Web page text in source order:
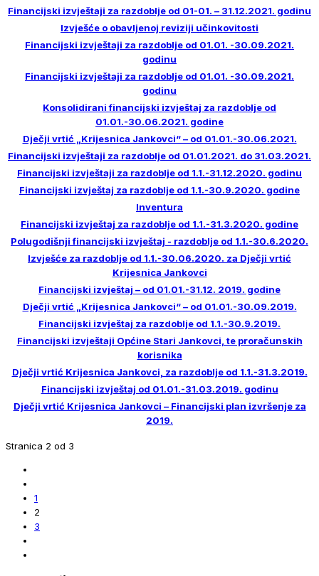
Financijski izvještaji za razdoblje od 01-01. – 31.12.2021. godinu
Izvješće o obavljenoj reviziji učinkovitosti
Financijski izvještaji za razdoblje od 01.01. -30.09.2021.
godinu
Financijski izvještaji za razdoblje od 01.01. -30.09.2021.
godinu
Konsolidirani financijski izvještaj za razdoblje od
01.01.-30.06.2021. godine
Dječji vrtić „Krijesnica Jankovci“ – od 01.01.-30.06.2021.
Financijski izvještaji za razdoblje od 01.01.2021. do 31.03.2021.
Financijski izvještaji za razdoblje od 1.1.-31.12.2020. godinu
Financijski izvještaj za razdoblje od 1.1.-30.9.2020. godine
Inventura
Financijski izvještaj za razdoblje od 1.1.-31.3.2020. godine
Polugodišnji financijski izvještaj - razdoblje od 1.1.-30.6.2020.
Izvješće za razdoblje od 1.1.-30.06.2020. za Dječji vrtić
Krijesnica Jankovci
Financijski izvještaj – od 01.01.-31.12. 2019. godine
Dječji vrtić „Krijesnica Jankovci“ – od 01.01.-30.09.2019.
Financijski izvještaj za razdoblje od 1.1.-30.9.2019.
Financijski izvještaji Općine Stari Jankovci, te proračunskih
korisnika
Dječji vrtić Krijesnica Jankovci, za razdoblje od 1.1.-31.3.2019.
Financijski izvještaj od 01.01.-31.03.2019. godinu
Dječji vrtić Krijesnica Jankovci – Financijski plan izvršenje za
2019.
Stranica 2 od 3
1
2
3